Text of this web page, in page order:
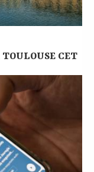
CET